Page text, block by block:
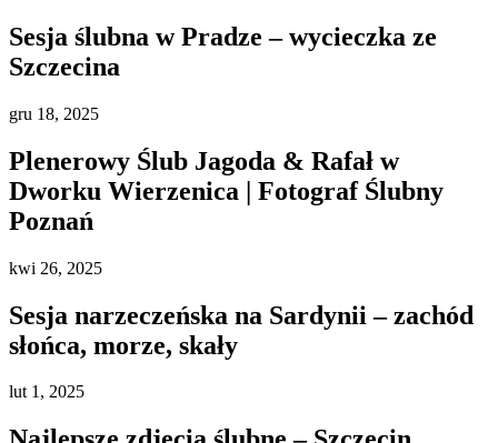
Sesja ślubna w Pradze – wycieczka ze
Szczecina
gru 18, 2025
Plenerowy Ślub Jagoda & Rafał w
Dworku Wierzenica | Fotograf Ślubny
Poznań
kwi 26, 2025
Sesja narzeczeńska na Sardynii – zachód
słońca, morze, skały
lut1, 2025